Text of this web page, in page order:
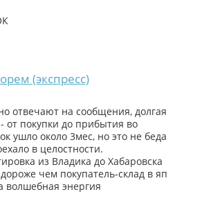
(экспресс)
отвечают на сообщения, долгая
от покупки до прибытия во
ушло около 3мес, но это не беда
в целостности.
из Владика до Хабаровска
чем покупатель-склад в яп
волшебная энергия